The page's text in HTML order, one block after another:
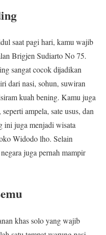
saat pagi hari, kamu wajib
Brigjen Sudiarto No 75.
sangat cocok dijadikan
dari nasi, sohun, suwiran
kuah bening. Kamu juga
ampela, sate usus, dan
ini juga menjadi wisata
Widodo lho. Selain
juga pernah mampir
khas solo yang wajib